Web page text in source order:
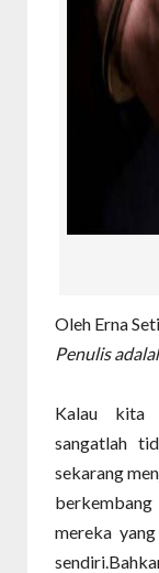
Oleh Erna
Penulis
Kalau kita
sangatlah
sekarang
mereka